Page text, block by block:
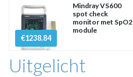
€1238.84
Mindray VS600
spot check
monitor met SpO2
module
Uitgelicht